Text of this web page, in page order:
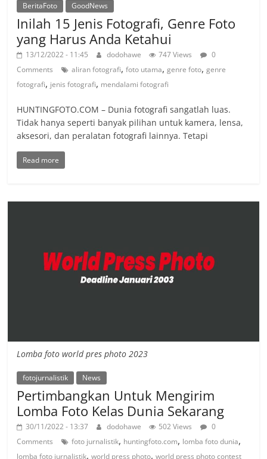
BeritaFoto GoodNews
Inilah 15 Jenis Fotografi, Genre Foto
yang Harus Anda Ketahui
13/12/2022 - 11:45 dodohawe 747 Views
0
Comments
aliran fotografi,foto utama,genre foto,genre
fotografi, jenis fotografi, mendalami fotografi
HUNTINGFOTO.COM – Dunia fotografi sangatlah luas.
Tidak hanya seperti banyak pilihan untuk kamera, lensa,
aksesori, dan peralatan fotografi lainnya. Tetapi
Read more
Lomba foto world pres photo 2023
fotojurnalistik News
Pertimbangkan Untuk Mengirim
Lomba Foto Kelas Dunia Sekarang
30/11/2022 - 13:37 dodohawe 502 Views
0
Comments
foto jurnalistik, huntingfoto.com, lomba foto dunia,
lomba foto jurnalistik,world press photo,world press photo contest